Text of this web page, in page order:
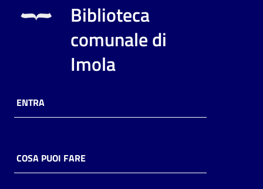
Risorse
online
Biblioteca
comunale di
Imola
ENTRA
COSA PUOI FARE